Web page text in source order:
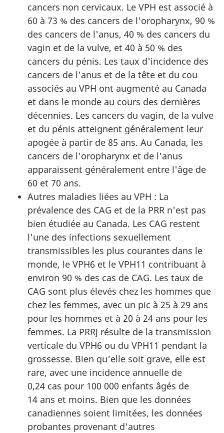
cancers non cervicaux. Le VPH est associé à
60 à 73 % des cancers de l'oropharynx, 90 %
des cancers de l'anus, 40 % des cancers du
vagin et de la vulve, et 40 à 50 % des
cancers du pénis. Les taux d'incidence des
cancers de l'anus et de la tête et du cou
associés au VPH ont augmenté au Canada
et dans le monde au cours des dernières
décennies. Les cancers du vagin, de la vulve
et du pénis atteignent généralement leur
apogée à partir de 85 ans. Au Canada, les
cancers de l'oropharynx et de l'anus
apparaissent généralement entre l'âge de
60 et 70 ans.
Autres maladies liées au VPH : La
prévalence des CAG et de la PRR n'est pas
bien étudiée au Canada. Les CAG restent
l'une des infections sexuellement
transmissibles les plus courantes dans le
monde, le VPH6 et le VPH11 contribuant à
environ 90 % des cas de CAG. Les taux de
CAG sont plus élevés chez les hommes que
chez les femmes, avec un pic à 25 à 29 ans
pour les hommes et à 20 à 24 ans pour les
femmes. La PRRj résulte de la transmission
verticale du VPH6 ou du VPH11 pendant la
grossesse. Bien qu'elle soit grave, elle est
rare, avec une incidence annuelle de
0,24 cas pour 100 000 enfants âgés de
14 ans et moins. Bien que les données
canadiennes soient limitées, les données
probantes provenant d'autres